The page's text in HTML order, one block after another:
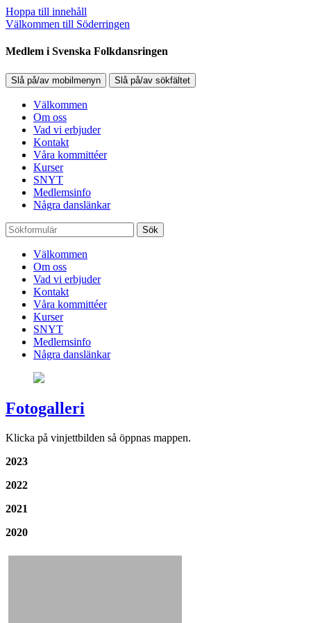
Hoppa till innehåll
Välkommen till Söderringen
Medlem i Svenska Folkdansringen
Slå på/av mobilmenyn Slå på/av sökfältet
Välkommen
Om oss
Vad vi erbjuder
Kontakt
Våra kommittéer
Kurser
SNYT
Medlemsinfo
Några danslänkar
Sök
Välkommen
Om oss
Vad vi erbjuder
Kontakt
Våra kommittéer
Kurser
SNYT
Medlemsinfo
Några danslänkar
Fotogalleri
Klicka på vinjettbilden så öppnas mappen.
2023
2022
2021
2020